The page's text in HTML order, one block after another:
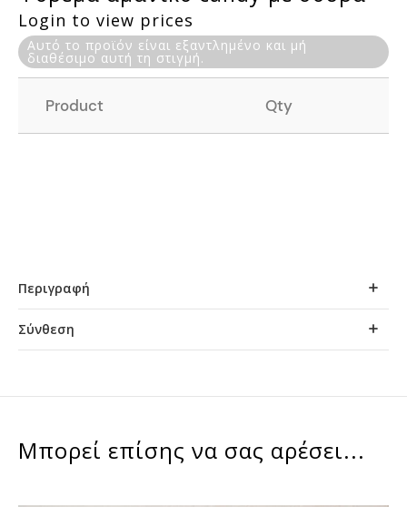
Login to view prices
Αυτό το προϊόν είναι εξαντλημένο και μή
διαθέσιμο αυτή τη στιγμή.
Product Qty
Περιγραφή
Σύνθεση
Μπορεί επίσης να σας αρέσει...